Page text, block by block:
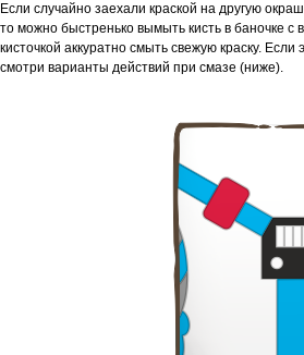
Если случайно заехали краской на другую
то можно быстренько вымыть кисть в баночке с
кисточкой аккуратно смыть свежую краску. Если
смотри варианты действий при смазе (ниже).